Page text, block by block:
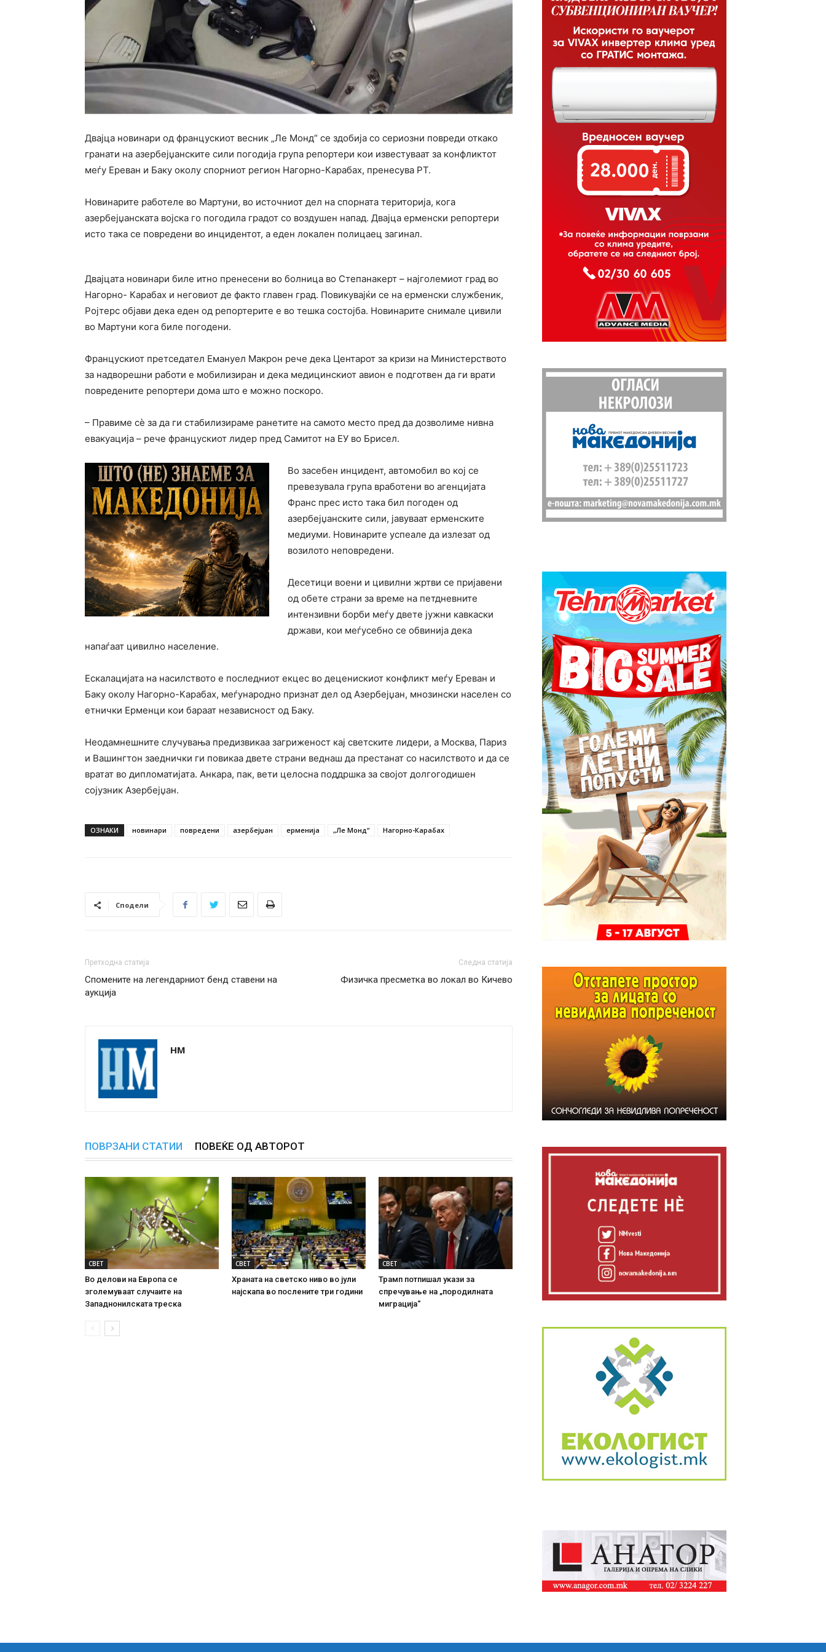
Двајца новинари од францускиот весник „Ле Монд“ се здобија со сериозни повреди откако
гранати на азербејџанските сили погодија група репортери кои известуваат за конфликтот
меѓу Ереван и Баку околу спорниот регион Нагорно-Карабах, пренесува РТ.
Новинарите работеле во Мартуни, во источниот дел на спорната територија, кога
азербејџанската војска го погодила градот со воздушен напад. Двајца ерменски репортери
исто така се повредени во инцидентот, а еден локален полицаец загинал.
Двајцата новинари биле итно пренесени во болница во Степанакерт – најголемиот град во
Нагорно- Карабах и неговиот де факто главен град. Повикувајќи се на ерменски службеник,
Ројтерс објави дека еден од репортерите е во тешка состојба. Новинарите снимале цивили
во Мартуни кога биле погодени.
Францускиот претседател Емануел Макрон рече дека Центарот за кризи на Министерството
за надворешни работи е мобилизиран и дека медицинскиот авион е подготвен да ги врати
повредените репортери дома што е можно поскоро.
– Правиме сè за да ги стабилизираме ранетите на самото место пред да дозволиме нивна
евакуација – рече францускиот лидер пред Самитот на ЕУ во Брисел.
Во засебен инцидент, автомобил во кој се
превезувала група вработени во агенцијата
Франс прес исто така бил погоден од
азербејџанските сили, јавуваат ерменските
медиуми. Новинарите успеале да излезат од
возилото неповредени.
Десетици воени и цивилни жртви се пријавени
од обете страни за време на петдневните
интензивни борби меѓу двете јужни кавкаски
држави, кои меѓусебно се обвинија дека
напаѓаат цивилно население.
Ескалацијата на насилството е последниот екцес во деценискиот конфликт меѓу Ереван и
Баку околу Нагорно-Карабах, меѓународно признат дел од Азербејџан, мнозински населен со
етнички Ерменци кои бараат независност од Баку.
Неодамнешните случувања предизвикаа загриженост кај светските лидери, а Москва, Париз
и Вашингтон заеднички ги повикаа двете страни веднаш да престанат со насилството и да се
вратат во дипломатијата. Анкара, пак, вети целосна поддршка за својот долгогодишен
сојузник Азербејџан.
ОЗНАКИ новинари повредени азербејџан ерменија „Ле Монд“ Нагорно-Карабах
Сподели
Претходна статија
Спомените на легендарниот бенд ставени на
аукција
Следна статија
Физичка пресметка во локал во Кичево
НМ
ПОВРЗАНИ СТАТИИ ПОВЕЌЕ ОД АВТОРОТ
СВЕТ
Во делови на Европа се
зголемуваат случаите на
Западнонилската треска
СВЕТ
Храната на светско ниво во јули
најскапа во послените три години
СВЕТ
Трамп потпишал укази за
спречување на „породилната
миграција“